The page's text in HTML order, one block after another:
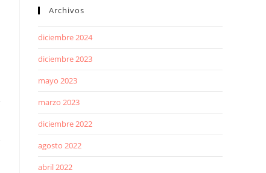
Archivos
diciembre 2024
diciembre 2023
mayo 2023
marzo 2023
diciembre 2022
agosto 2022
abril 2022